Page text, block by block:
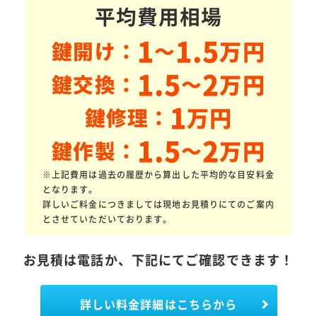
平均費用相場
鍵開け： 1～1.5万円
鍵交換： 1.5～2万円
鍵修理： 1万円
鍵作製： 1.5～2万円
※上記費用は過去の履歴から算出した平均的な目安料金
となります。
詳しいご料金につきましては現地お見積りにてのご案内
とさせていただいております。
お見積は電話か、下記にてご確認できます！
詳しい料金詳細はこちらから